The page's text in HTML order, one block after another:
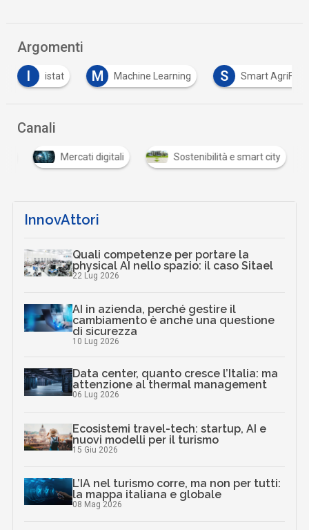
Argomenti
I
istat M Machine Learning S Smart
Canali
Mercati digitali Sostenibilità e smart city
InnovAttori
Quali competenze per portare la
physical AI nello spazio: il caso Sitael
22 Lug 2026
AI in azienda, perché gestire il
cambiamento è anche una questione
di sicurezza
10 Lug 2026
Data center, quanto cresce l’Italia: ma
attenzione al thermal management
06 Lug 2026
Ecosistemi travel-tech: startup, AI e
nuovi modelli per il turismo
15 Giu 2026
L’IA nel turismo corre, ma non per tutti:
la mappa italiana e globale
08 Mag 2026